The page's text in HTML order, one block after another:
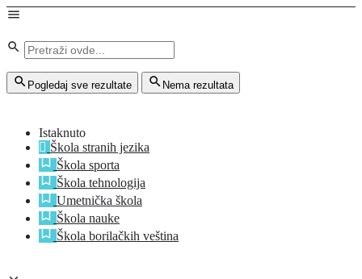
Pogledaj sve rezultate Nema rezultata
Istaknuto
Škola stranih jezika
Škola sporta
Škola tehnologija
Umetnička škola
Škola nauke
Škola borilačkih veština